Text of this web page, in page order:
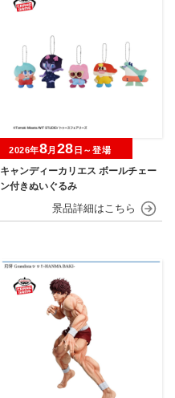
キャンディーカリエス ボールチェー
ン付きぬいぐるみ
2026年8月 28 日～登場